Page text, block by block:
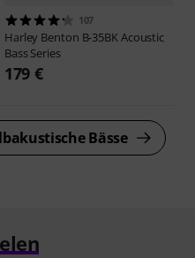
107
Harley Benton B-35BK Acoustic
Bass Series
179 €
Bässe